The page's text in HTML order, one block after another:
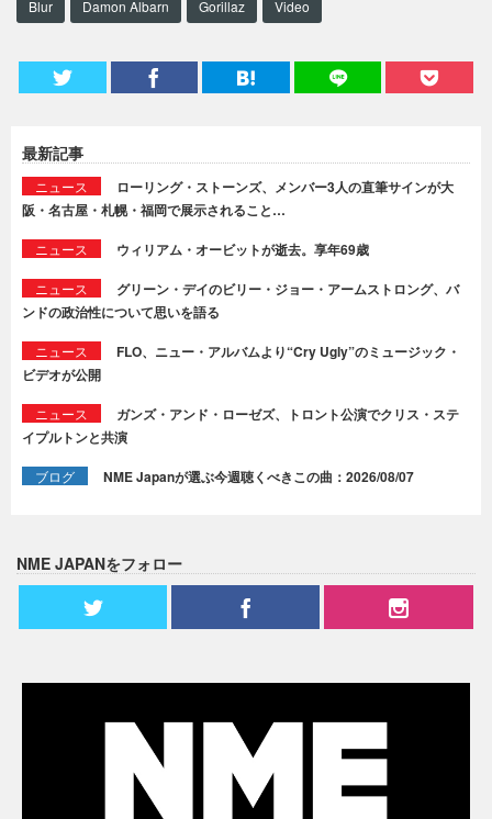
Blur Damon Albarn Gorillaz Video
最新記事
ニュース
ローリング・ストーンズ、メンバー3人の直筆サインが大
阪・名古屋・札幌・福岡で展示されること…
ニュース ウィリアム・オービットが逝去。享年69歳
ニュース
グリーン・デイのビリー・ジョー・アームストロング、バ
ンドの政治性について思いを語る
ニュース
FLO、ニュー・アルバムより“Cry Ugly”のミュージック・
ビデオが公開
ニュース
ガンズ・アンド・ローゼズ、トロント公演でクリス・ステ
イプルトンと共演
ブログ NME Japanが選ぶ今週聴くべきこの曲：2026/08/07
NME JAPANをフォロー